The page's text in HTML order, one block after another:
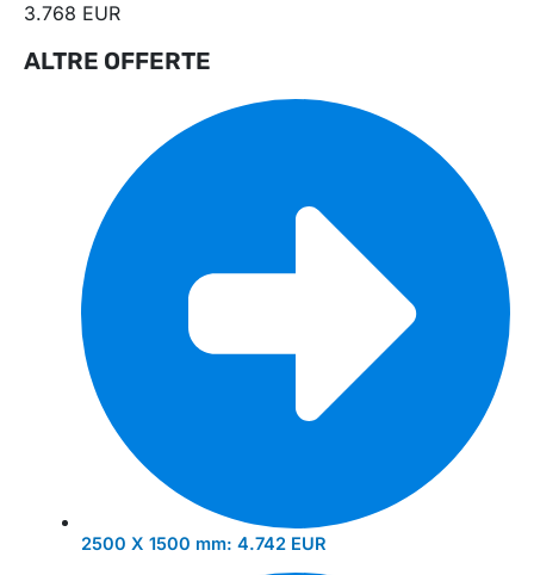
3.768 EUR
ALTRE OFFERTE
2500 X 1500 mm: 4.742 EUR